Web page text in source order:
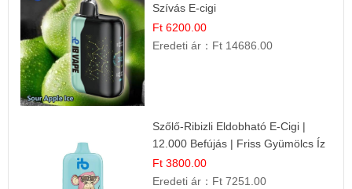
Szívás E-cigi
Ft 6200.00
Eredeti ár： Ft 14686.00
Szőlő-Ribizli Eldobható E-Cigi |
12.000 Befújás | Friss Gyümölcs Íz
Ft 3800.00
Eredeti ár： Ft 7251.00